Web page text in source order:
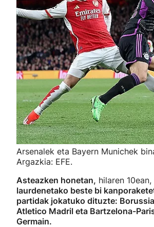
Arsenalek eta Bayern Munichek
Argazkia: EFE.
Asteazken honetan, hilaren 10ean,
laurdenetako beste bi
partidak jokatuko dituzte:
Atletico Madril eta Bartzelona-
Germain.